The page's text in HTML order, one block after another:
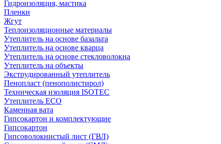
Гидроизоляция, мастика
Пленки
Жгут
Теплоизоляционные материалы
Утеплитель на основе базальта
Утеплитель на основе кварца
Утеплитель на основе стекловолокна
Утеплитель на объекты
Экструдированный утеплитель
Пенопласт (пенополистирол)
Техническая изоляция ISOTEC
Утеплитель ECO
Каменная вата
Гипсокартон и комплектующие
Гипсокартон
Гипсоволокнистый лист (ГВЛ)